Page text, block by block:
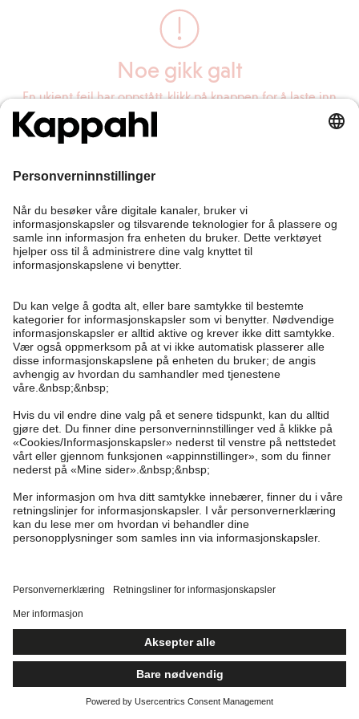
Noe gikk galt
En ukjent feil har oppstått, klikk på knappen for å laste inn
siden på nytt.